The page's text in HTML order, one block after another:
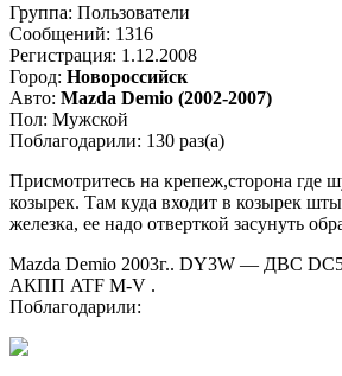
Группа: Пользователи
Сообщений: 1316
Регистрация: 1.12.2008
Город: Новороссийск
Авто: Mazda Demio (2002-2007)
Пол: Мужской
Поблагодарили: 130 раз(а)
Присмотритесь на крепеж,сторона где
козырек. Там куда входит в козырек
железка, ее надо отверткой засунуть
Mazda Demio 2003г.. DY3W — ДВС
АКПП ATF M-V .
Поблагодарили: